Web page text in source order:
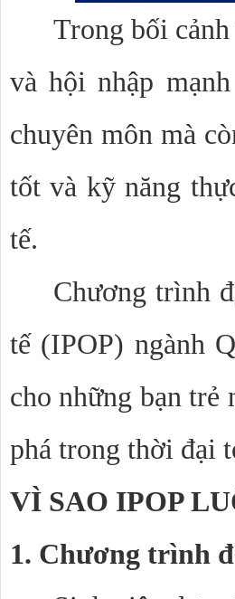
Trong bối
và hội nhập
chuyên môn mà
tốt và kỹ năng
tế.
Chương trình
tế (IPOP) ngành
cho những bạn trẻ
phá trong thời đại
VÌ SAO IPOP
1. Chương trình